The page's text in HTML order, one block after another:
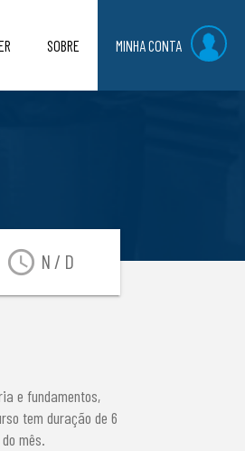
SOBRE MINHA CONTA
access_time N / D
e fundamentos,
tem duração de 6
mês.